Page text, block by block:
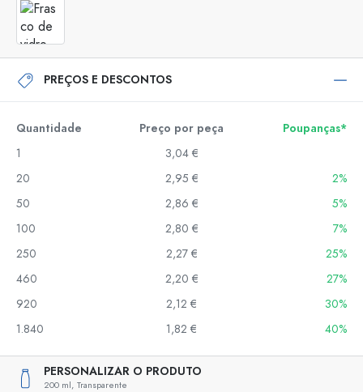
PREÇOS E DESCONTOS
Quantidade Preço por peça
Poupanças*
1
3,04 €
20
2,95 €
2%
50
2,86 €
5%
100
2,80 €
7%
250
2,27 €
25%
460
2,20 €
27%
920
2,12 €
30%
1.840
1,82 € 40%
PERSONALIZAR O PRODUTO
200 ml, Transparente